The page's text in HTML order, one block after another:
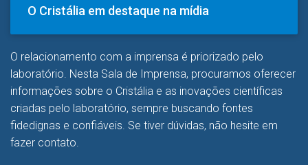
O Cristália em destaque na mídia
O relacionamento com a imprensa é priorizado pelo
laboratório. Nesta Sala de Imprensa, procuramos oferecer
informações sobre o Cristália e as inovações científicas
criadas pelo laboratório, sempre buscando fontes
fidedignas e confiáveis. Se tiver dúvidas, não hesite em
fazer contato.